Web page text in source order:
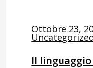
Ottobre 23,
Uncategorized
Il